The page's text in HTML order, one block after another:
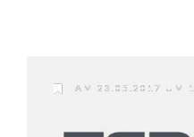
AM 23.05.2017 UM